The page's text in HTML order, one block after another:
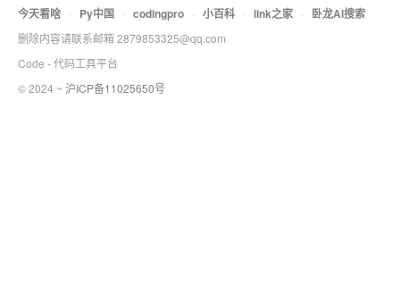
今天看啥 · Py中国 · codingpro · 小百科 · link之家 · 卧龙AI搜索
删除内容请联系邮箱 2879853325@qq.com
Code - 代码工具平台
© 2024 ~ 沪ICP备11025650号